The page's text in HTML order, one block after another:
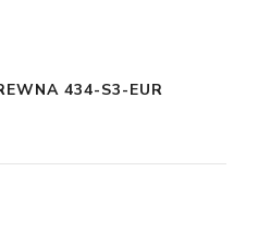
434-S3-EUR